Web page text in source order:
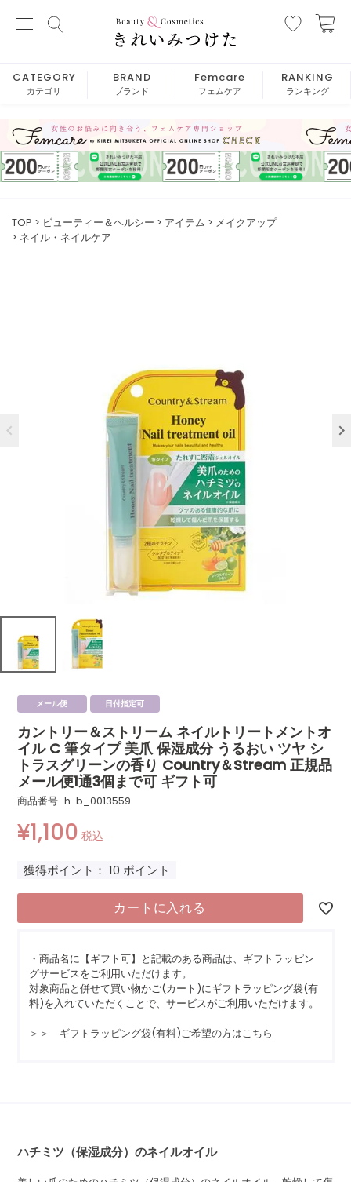
CATEGORY
カテゴリ
BRAND
ブランド
Femcare
フェムケア
RANKING
ランキング
TOP ビューティー＆ヘルシー アイテム
メイクアップ
ネイル・ネイルケア
メール便 日付指定可
カントリー＆ストリーム ネイルトリートメントオ
イル C 筆タイプ 美爪 保湿成分 うるおい ツヤ シ
トラスグリーンの香り Country＆Stream 正規品
メール便1通3個まで可 ギフト可
商品番号 h-b_0013559
¥1,100 税込
獲得ポイント： 10 ポイント
カートに入れる
・商品名に【ギフト可】と記載のある商品は、ギフトラッピン
グサービスをご利用いただけます。
対象商品と併せて買い物かご(カート)にギフトラッピング袋(有
料)を入れていただくことで、サービスがご利用いただけます。
＞＞ ギフトラッピング袋(有料)ご希望の方はこちら
ハチミツ（保湿成分）のネイルオイル